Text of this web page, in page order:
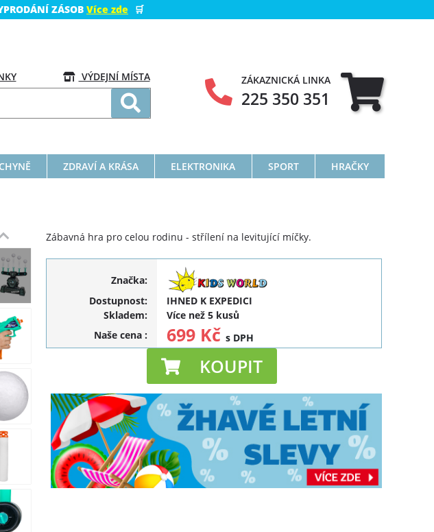
ZÁSOB Více zde 🛒
VÝDEJNÍ MÍSTA ZÁKAZNICKÁ LINKA
225 350 351
ZDRAVÍ A KRÁSA ELEKTRONIKA SPORT HRAČKY
Zábavná hra pro celou rodinu - střílení na levitující míčky.
Značka:
Dostupnost:
IHNED K EXPEDICI
Skladem:
Více než 5 kusů
Naše cena: 699 Kčs DPH
KOUPIT